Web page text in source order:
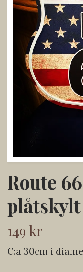
Route
plåtskylt
149 kr
C:a 30cm i